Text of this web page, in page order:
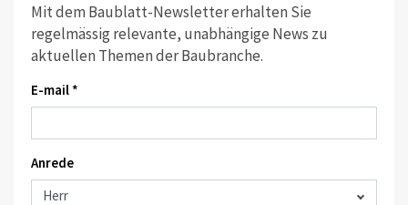
Mit dem Baublatt-Newsletter erhalten Sie
regelmässig relevante, unabhängige News zu
aktuellen Themen der Baubranche.
E-mail *
Anrede